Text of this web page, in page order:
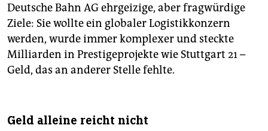
Deutsche Bahn AG ehrgeizige, aber fragwürdige
Ziele: Sie wollte ein globaler Logistikkonzern
werden, wurde immer komplexer und steckte
Milliarden in Prestigeprojekte wie Stuttgart 21 –
Geld, das an anderer Stelle fehlte.
Geld alleine reicht nicht